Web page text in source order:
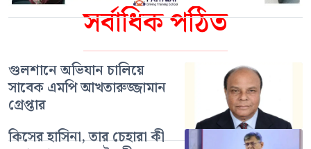
সর্বাধিক পঠিত
গুলশানে অভিযান চালিয়ে
সাবেক এমপি আখতারুজ্জামান
গ্রেপ্তার
কিসের হাসিনা, তার চেহারা কী